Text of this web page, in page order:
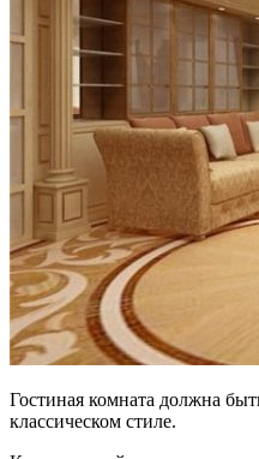
Гостиная комната должна
классическом стиле.